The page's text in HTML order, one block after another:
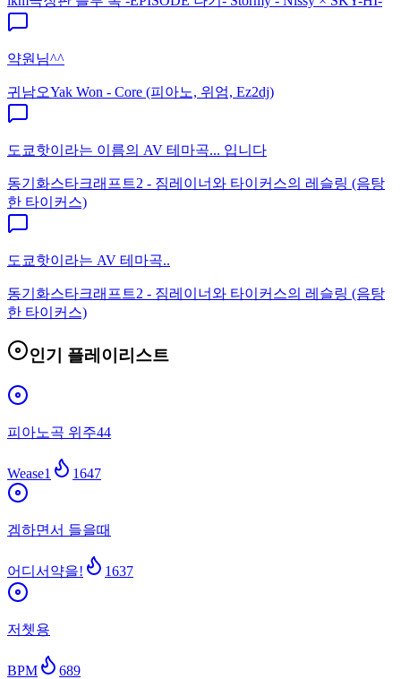
약원님^^
귀남오Yak Won - Core (피아노, 위엄, Ez2dj)
도쿄핫이라는 이름의 AV 테마곡... 입니다
동기화스타크래프트2 - 짐레이너와 타이커스의 레슬링 (음탕
한 타이커스)
도쿄핫이라는 AV 테마곡..
동기화스타크래프트2 - 짐레이너와 타이커스의 레슬링 (음탕
한 타이커스)
인기 플레이리스트
피아노곡 위주44
Wease1 1647
겜하면서 들을때
어디서약을! 1637
저쳇용
BPM 689